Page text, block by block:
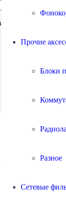
Прочие
Блоки
Разное
Сетевые
браузере для
4mm